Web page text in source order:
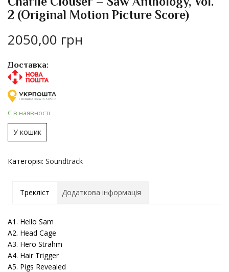
2 (Original Motion Picture Score)
2050,00 грн
Доставка:
Є в наявності
У кошик
Категорія: Soundtrack
Трекліст Додаткова інформація
A1. Hello Sam
A2. Head Cage
A3. Hero Strahm
A4. Hair Trigger
A5. Pigs Revealed